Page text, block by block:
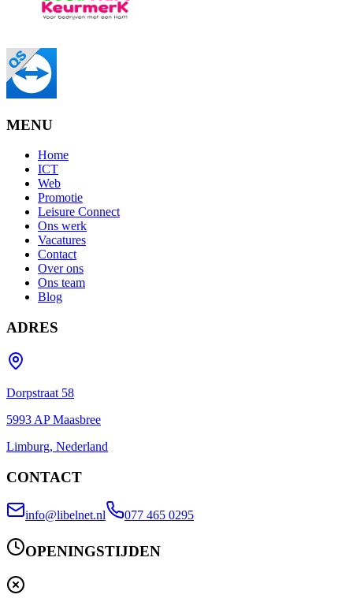
MENU
Home
ICT
Web
Promotie
Leisure Connect
Ons werk
Vacatures
Contact
Over ons
Ons team
Blog
ADRES
Dorpstraat 58
5993 AP Maasbree
Limburg, Nederland
CONTACT
info@libelnet.nl 077 465 0295
OPENINGSTIJDEN